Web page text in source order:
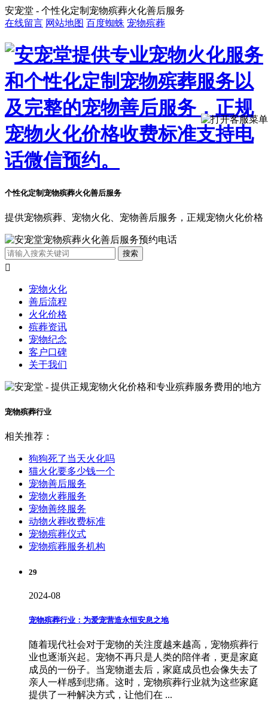
安宠堂 - 个性化定制宠物殡葬火化善后服务
在线留言 网站地图 百度蜘蛛 宠物殡葬
个性化定制宠物殡葬火化善后服务
提供宠物殡葬、宠物火化、宠物善后服务，正规宠物火化价格

宠物火化
善后流程
火化价格
殡葬资讯
宠物纪念
客户口碑
关于我们
宠物殡葬行业
相关推荐：
狗狗死了当天火化吗
猫火化要多少钱一个
宠物善后服务
宠物火葬服务
宠物善终服务
动物火葬收费标准
宠物殡葬仪式
宠物殡葬服务机构
29
2024-08
宠物殡葬行业：为爱宠营造永恒安息之地
随着现代社会对于宠物的关注度越来越高，宠物殡葬行
业也逐渐兴起。宠物不再只是人类的陪伴者，更是家庭
成员的一份子。当宠物逝去后，家庭成员也会像失去了
亲人一样感到悲痛。这时，宠物殡葬行业就为这些家庭
提供了一种解决方式，让他们在 ...